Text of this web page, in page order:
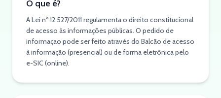
O que é?
A Lei nº 12.527/2011 regulamenta o direito constitucional
de acesso às informações públicas. O pedido de
informaçao pode ser feito através do Balcão de acesso
à informação (presencial) ou de forma eletrônica pelo
e-SIC (online).